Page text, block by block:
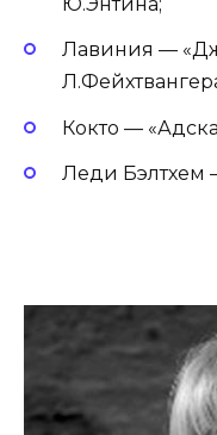
Лавиния —
Кокто —
Леди Бэлтхем